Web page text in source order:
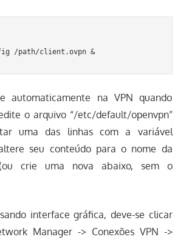
automaticamente na VPN quando
o arquivo “/etc/default/openvpn”
uma das linhas com a variável
seu conteúdo para o nome da
crie uma nova abaixo, sem o
interface gráfica, deve-se clicar
Manager -> Conexões VPN ->